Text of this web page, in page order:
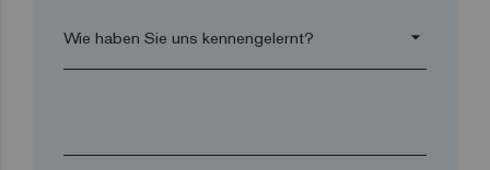
arrow_drop_down